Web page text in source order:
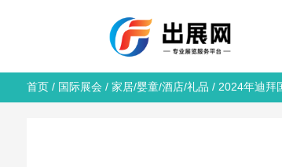
首页/ 国际展会 / 家居/婴童/酒店/礼品 / 2024年迪拜